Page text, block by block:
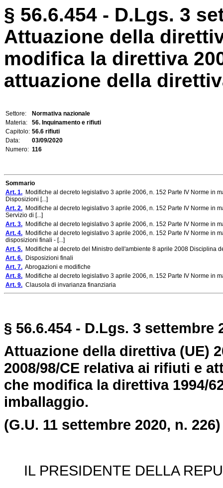
§ 56.6.454 - D.Lgs. 3
Attuazione della
modifica la direttiva
attuazione della
Settore:
Normativa nazionale
Materia:
56. Inquinamento e rifiuti
Capitolo: 56.6 rifiuti
Data:
03/09/2020
Numero: 116
Sommario
Art. 1. Modifiche al decreto legislativo 3 aprile 2006, n. 152 Parte IV Norme in
Disposizioni [...]
Art. 2. Modifiche al decreto legislativo 3 aprile 2006, n. 152 Parte IV Norme in
Servizio di [...]
Art. 3. Modifiche al decreto legislativo 3 aprile 2006, n. 152 Parte IV Norme in
Art. 4. Modifiche al decreto legislativo 3 aprile 2006, n. 152 Parte IV Norme in
disposizioni finali - [...]
Art. 5. Modifiche al decreto del Ministro dell'ambiente 8 aprile 2008 Disciplina
Art. 6. Disposizioni finali
Art. 7. Abrogazioni e modifiche
Art. 8. Modifiche al decreto legislativo 3 aprile 2006, n. 152 Parte IV Norme in
Art. 9. Clausola di invarianza finanziaria
§ 56.6.454 - D.Lgs. 3 settembre
Attuazione della direttiva (UE)
2008/98/CE relativa ai rifiuti e
che modifica la direttiva 1994/
imballaggio.
(G.U. 11 settembre 2020, n. 226)
IL PRESIDENTE DELLA